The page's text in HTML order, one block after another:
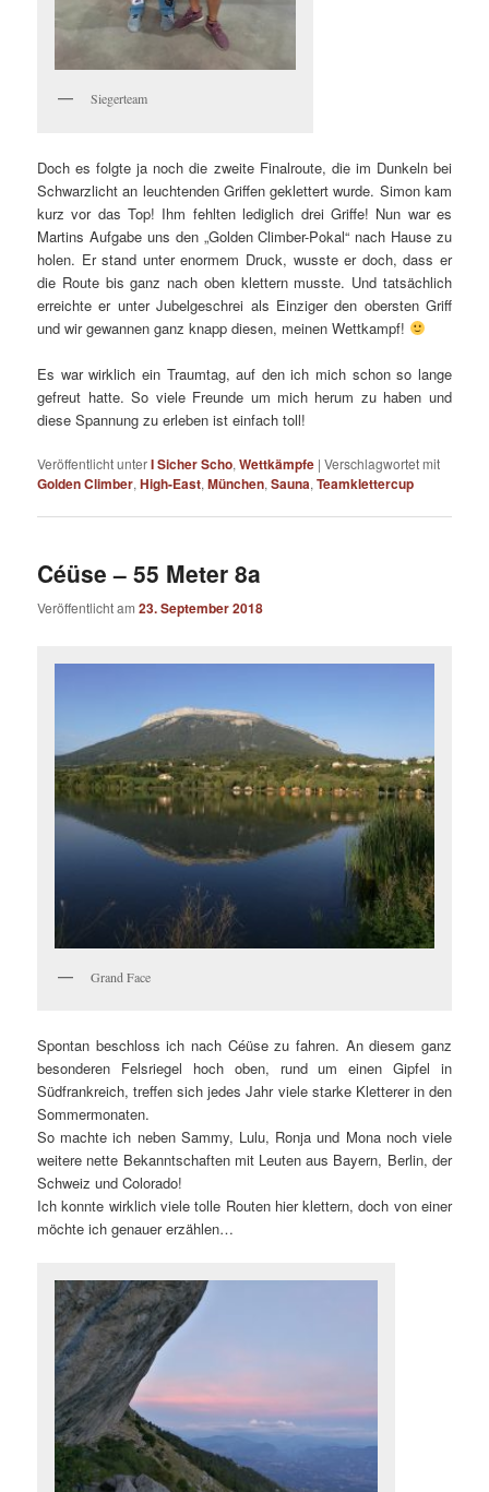
Siegerteam
Doch es folgte ja noch die zweite Finalroute, die im Dunkeln bei
Schwarzlicht an leuchtenden Griffen geklettert wurde. Simon kam
kurz vor das Top! Ihm fehlten lediglich drei Griffe! Nun war es
Martins Aufgabe uns den „Golden Climber-Pokal“ nach Hause zu
holen. Er stand unter enormem Druck, wusste er doch, dass er
die Route bis ganz nach oben klettern musste. Und tatsächlich
erreichte er unter Jubelgeschrei als Einziger den obersten Griff
und wir gewannen ganz knapp diesen, meinen Wettkampf!
Es war wirklich ein Traumtag, auf den ich mich schon so lange
gefreut hatte. So viele Freunde um mich herum zu haben und
diese Spannung zu erleben ist einfach toll!
Veröffentlicht unterI Sicher Scho,Wettkämpfe |Verschlagwortet mit
Golden Climber,High-East,München,Sauna,Teamklettercup
Céüse – 55 Meter 8a
Veröffentlicht am23. September 2018
Grand Face
Spontan beschloss ich nach Céüse zu fahren. An diesem ganz
besonderen Felsriegel hoch oben, rund um einen Gipfel in
Südfrankreich, treffen sich jedes Jahr viele starke Kletterer in den
Sommermonaten.
So machte ich neben Sammy, Lulu, Ronja und Mona noch viele
weitere nette Bekanntschaften mit Leuten aus Bayern, Berlin, der
Schweiz und Colorado!
Ich konnte wirklich viele tolle Routen hier klettern, doch von einer
möchte ich genauer erzählen…